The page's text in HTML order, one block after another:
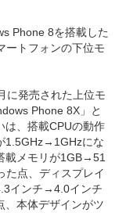
Phone 8を搭載した
ートフォンの下位モ
に発売された上位モ
Phone 8X」と
は、搭載CPUの動作
1.5GHz→1GHzにな
載メモリが1GB→51
た点、ディスプレイ
インチ→4.0インチ
、本体デザインがツ